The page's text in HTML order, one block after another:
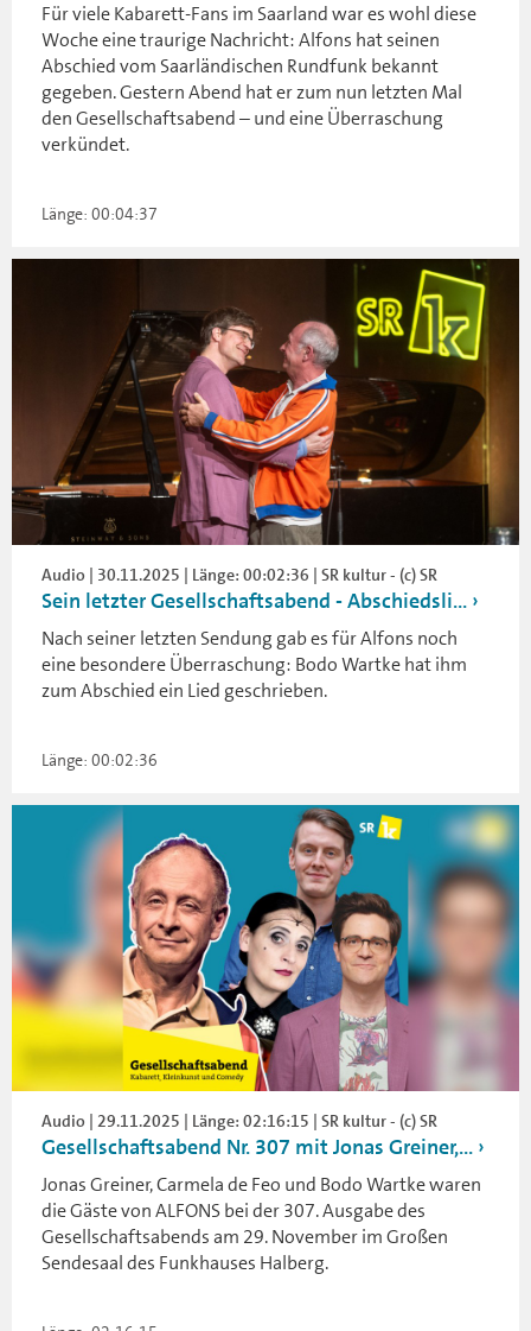
Für viele Kabarett-Fans im Saarland war es wohl diese
Woche eine traurige Nachricht: Alfons hat seinen
Abschied vom Saarländischen Rundfunk bekannt
gegeben. Gestern Abend hat er zum nun letzten Mal
den Gesellschaftsabend – und eine Überraschung
verkündet.
Länge: 00:04:37
Audio | 30.11.2025 | Länge: 00:02:36 | SR kultur - (c) SR
Sein letzter Gesellschaftsabend - Abschiedsli...
Nach seiner letzten Sendung gab es für Alfons noch
eine besondere Überraschung: Bodo Wartke hat ihm
zum Abschied ein Lied geschrieben.
Länge: 00:02:36
Audio | 29.11.2025 | Länge: 02:16:15 | SR kultur - (c) SR
Gesellschaftsabend Nr. 307 mit Jonas Greiner,...
Jonas Greiner, Carmela de Feo und Bodo Wartke waren
die Gäste von ALFONS bei der 307. Ausgabe des
Gesellschaftsabends am 29. November im Großen
Sendesaal des Funkhauses Halberg.